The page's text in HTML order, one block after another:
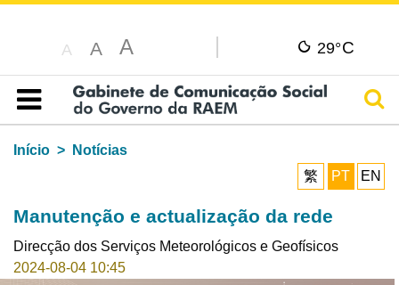
A A A 29°C
Índice
Início
Notícias
繁
PT EN
Manutenção e actualização da rede
Direcção dos Serviços Meteorológicos e Geofísicos
2024-08-04 10:45